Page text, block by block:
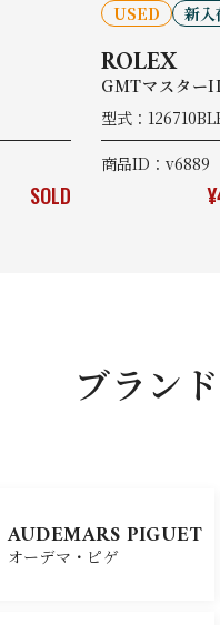
SOLD
USED 新入
ROLEX
GMTマスターII
型式：
商品ID：v6889
ブラン
AUDEMARS PIGUET
オーデマ・ピゲ